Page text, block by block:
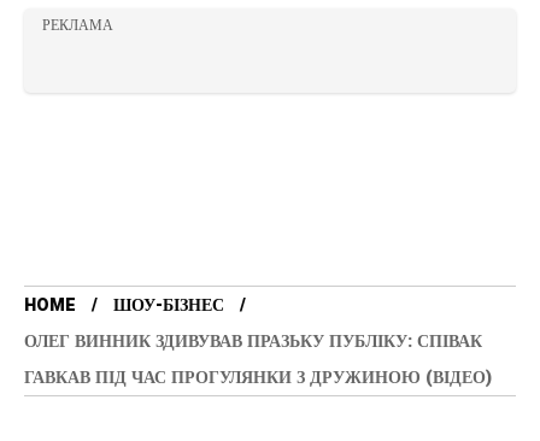
РЕКЛАМА
HOME
ШОУ-БІЗНЕС
ОЛЕГ ВИННИК ЗДИВУВАВ ПРАЗЬКУ ПУБЛІКУ: СПІВАК
ГАВКАВ ПІД ЧАС ПРОГУЛЯНКИ З ДРУЖИНОЮ (ВІДЕО)